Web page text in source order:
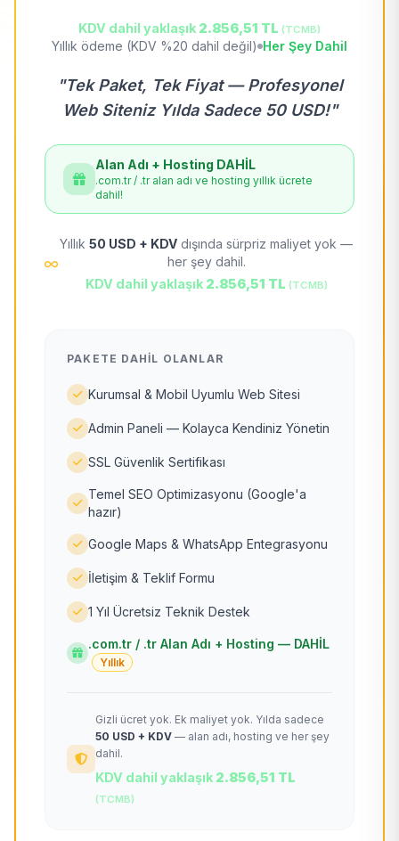
KDV dahil yaklaşık 2.856,51 TL (TCMB)
Yıllık ödeme (KDV %20 dahil değil) Her Şey Dahil
"Tek Paket, Tek Fiyat — Profesyonel
Web Siteniz Yılda Sadece 50 USD!"
Alan Adı + Hosting DAHİL
.com.tr / .tr alan adı ve hosting yıllık ücrete
dahil!
Yıllık 50 USD + KDV dışında sürpriz maliyet yok —
her şey dahil.
KDV dahil yaklaşık 2.856,51 TL (TCMB)
PAKETE DAHIL OLANLAR
Kurumsal & Mobil Uyumlu Web Sitesi
Admin Paneli — Kolayca Kendiniz Yönetin
SSL Güvenlik Sertifikası
Temel SEO Optimizasyonu (Google'a
hazır)
Google Maps & WhatsApp Entegrasyonu
İletişim & Teklif Formu
1 Yıl Ücretsiz Teknik Destek
.com.tr / .tr Alan Adı + Hosting — DAHİL
Yıllık
Gizli ücret yok. Ek maliyet yok. Yılda sadece
50 USD + KDV — alan adı, hosting ve her şey
dahil.
KDV dahil yaklaşık 2.856,51 TL
(TCMB)